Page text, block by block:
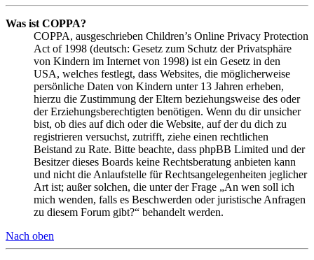
Was ist COPPA?
COPPA, ausgeschrieben Children’s Online Privacy Protection
Act of 1998 (deutsch: Gesetz zum Schutz der Privatsphäre
von Kindern im Internet von 1998) ist ein Gesetz in den
USA, welches festlegt, dass Websites, die möglicherweise
persönliche Daten von Kindern unter 13 Jahren erheben,
hierzu die Zustimmung der Eltern beziehungsweise des oder
der Erziehungsberechtigten benötigen. Wenn du dir unsicher
bist, ob dies auf dich oder die Website, auf der du dich zu
registrieren versuchst, zutrifft, ziehe einen rechtlichen
Beistand zu Rate. Bitte beachte, dass phpBB Limited und der
Besitzer dieses Boards keine Rechtsberatung anbieten kann
und nicht die Anlaufstelle für Rechtsangelegenheiten jeglicher
Art ist; außer solchen, die unter der Frage „An wen soll ich
mich wenden, falls es Beschwerden oder juristische Anfragen
zu diesem Forum gibt?“ behandelt werden.
Nach oben